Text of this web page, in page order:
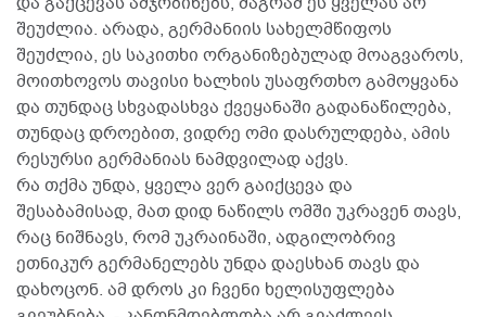
შეუძლია. არადა, გერმანიის სახელმწიფოს
შეუძლია, ეს საკითხი ორგანიზებულად მოაგვაროს,
მოითხოვოს თავისი ხალხის უსაფრთხო გამოყვანა
და თუნდაც სხვადასხვა ქვეყანაში გადანაწილება,
თუნდაც დროებით, ვიდრე ომი დასრულდება, ამის
რესურსი გერმანიას ნამდვილად აქვს.
რა თქმა უნდა, ყველა ვერ გაიქცევა და
შესაბამისად, მათ დიდ ნაწილს ომში უკრავენ თავს,
რაც ნიშნავს, რომ უკრაინაში, ადგილობრივ
ეთნიკურ გერმანელებს უნდა დაესხან თავს და
დახოცონ. ამ დროს კი ჩვენი ხელისუფლება